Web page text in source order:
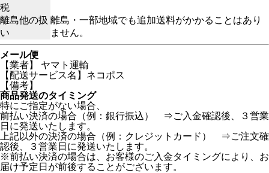
税
離島他の扱
い
離島・一部地域でも追加送料がかかることはあり
ません。
メール便
【業者】 ヤマト運輸
【配送サービス名】ネコポス
【備考】
商品発送のタイミング
特にご指定がない場合、
前払い決済の場合（例：銀行振込） ⇒ご入金確認後、３営業
日に発送いたします。
上記以外の決済の場合（例：クレジットカード） ⇒ご注文確
認後、３営業日に発送いたします。
※前払い決済の場合は、お客様のご入金タイミングにより、お
届け予定日が前後することがございます。